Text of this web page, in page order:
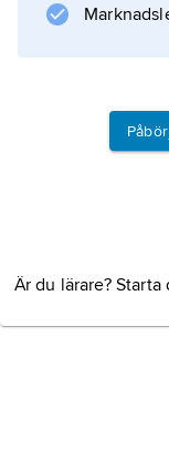
Är du lärare?